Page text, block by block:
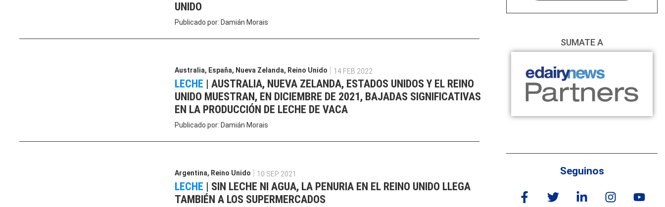
UNIDO
Publicado por: Damián Morais
Australia, España, Nueva Zelanda, Reino Unido 14 FEB 2022
LECHE
AUSTRALIA, NUEVA ZELANDA, ESTADOS UNIDOS Y EL REINO
UNIDO MUESTRAN, EN DICIEMBRE DE 2021, BAJADAS SIGNIFICATIVAS
EN LA PRODUCCIÓN DE LECHE DE VACA
Publicado por: Damián Morais
Argentina, Reino Unido 10 SEP 2021
LECHE
SIN LECHE NI AGUA, LA PENURIA EN EL REINO UNIDO LLEGA
TAMBIÉN A LOS SUPERMERCADOS
SUMATE A
Seguinos